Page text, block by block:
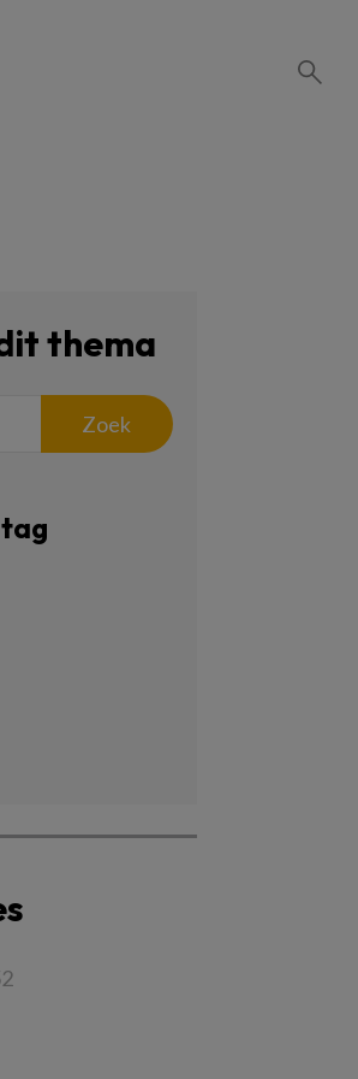
thema
Zoek
tag